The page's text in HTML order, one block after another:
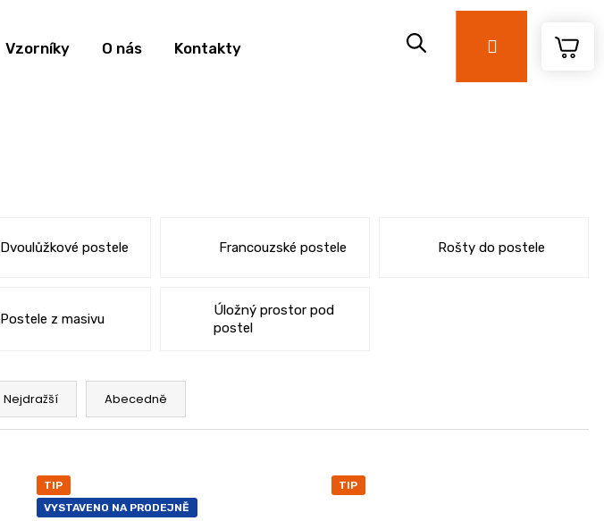
Vzorníky O nás Kontakty
Dvoulůžkové postele Francouzské postele Rošty do postele
Postele z masivu
Úložný prostor pod
postel
Nejdražší Abecedně
TIP
VYSTAVENO NA PRODEJNĚ
TIP